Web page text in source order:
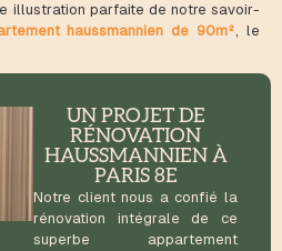
illustration parfaite de notre savoir-
haussmannien de 90m², le
UN PROJET DE
RÉNOVATION
HAUSSMANNIEN À
PARIS 8E
Notre client nous a confié la
rénovation intégrale de ce
superbe appartement